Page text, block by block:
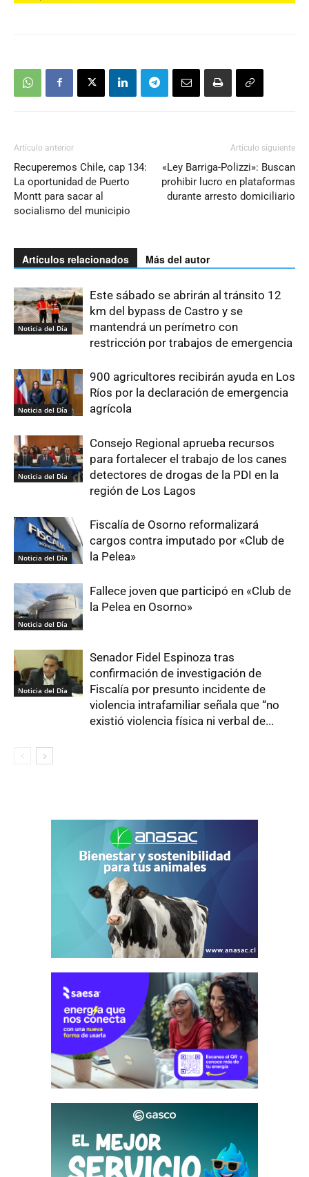
Artículo anterior
Recuperemos Chile, cap 134:
La oportunidad de Puerto
Montt para sacar al
socialismo del municipio
Artículo siguiente
«Ley Barriga-Polizzi»: Buscan
prohibir lucro en plataformas
durante arresto domiciliario
Artículos relacionados Más del autor
Noticia del Día
Este sábado se abrirán al tránsito 12
km del bypass de Castro y se
mantendrá un perímetro con
restricción por trabajos de emergencia
Noticia del Día
900 agricultores recibirán ayuda en Los
Ríos por la declaración de emergencia
agrícola
Noticia del Día
Consejo Regional aprueba recursos
para fortalecer el trabajo de los canes
detectores de drogas de la PDI en la
región de Los Lagos
Noticia del Día
Fiscalía de Osorno reformalizará
cargos contra imputado por «Club de
la Pelea»
Noticia del Día
Fallece joven que participó en «Club de
la Pelea en Osorno»
Noticia del Día
Senador Fidel Espinoza tras
confirmación de investigación de
Fiscalía por presunto incidente de
violencia intrafamiliar señala que “no
existió violencia física ni verbal de...